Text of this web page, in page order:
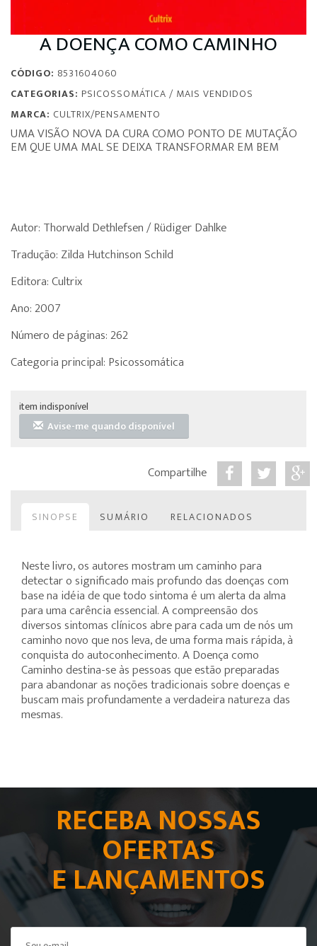
A DOENÇA COMO CAMINHO
CÓDIGO: 8531604060
CATEGORIAS: PSICOSSOMÁTICA / MAIS VENDIDOS
MARCA: CULTRIX/PENSAMENTO
UMA VISÃO NOVA DA CURA COMO PONTO DE MUTAÇÃO
EM QUE UMA MAL SE DEIXA TRANSFORMAR EM BEM
Autor: Thorwald Dethlefsen / Rüdiger Dahlke
Tradução: Zilda Hutchinson Schild
Editora: Cultrix
Ano: 2007
Número de páginas: 262
Categoria principal: Psicossomática
item indisponível
Avise-me quando disponível
Compartilhe
SINOPSE SUMÁRIO RELACIONADOS
Neste livro, os autores mostram um caminho para
detectar o significado mais profundo das doenças com
base na idéia de que todo sintoma é um alerta da alma
para uma carência essencial. A compreensão dos
diversos sintomas clínicos abre para cada um de nós um
caminho novo que nos leva, de uma forma mais rápida, à
conquista do autoconhecimento. A Doença como
Caminho destina-se às pessoas que estão preparadas
para abandonar as noções tradicionais sobre doenças e
buscam mais profundamente a verdadeira natureza das
mesmas.
RECEBA NOSSAS
OFERTAS
E LANÇAMENTOS